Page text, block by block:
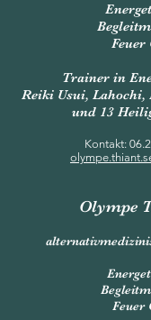
Feuer
Trainer in
Reiki Usui, Lahochi,
und 13
Kontakt:
Olympe
Feuer